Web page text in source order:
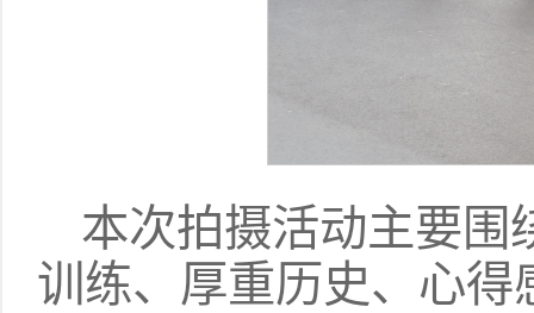
本次拍摄活动主要围
训练、厚重历史、心